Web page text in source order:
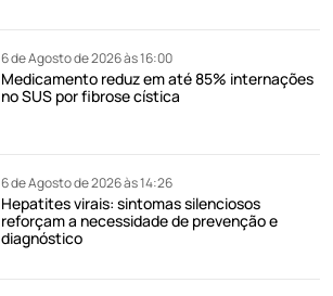
6 de Agosto de 2026 às 16:00
Medicamento reduz em até 85% internações
no SUS por fibrose cística
6 de Agosto de 2026 às 14:26
Hepatites virais: sintomas silenciosos
reforçam a necessidade de prevenção e
diagnóstico